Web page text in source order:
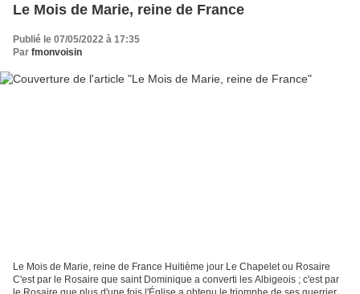
Le Mois de Marie, reine de France
Publié le 07/05/2022 à 17:35
Par fmonvoisin
Le Mois de Marie, reine de France Huitième jour Le Chapelet ou Rosaire
C'est par le Rosaire que saint Dominique a converti les Albigeois ; c'est par